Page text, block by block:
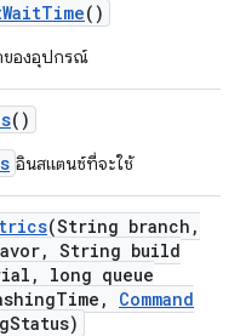
WaitTime()
ของอุปกรณ์
()
อินสแตนซ์ที่จะใช้
(String branch ,
, String build
,
long queue
Time ,
Command
Status)